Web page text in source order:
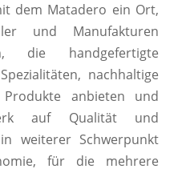
dem Matadero ein Ort,
und Manufakturen
die handgefertigte
nachhaltige
anbieten und
auf Qualität und
weiterer Schwerpunkt
für die mehrere